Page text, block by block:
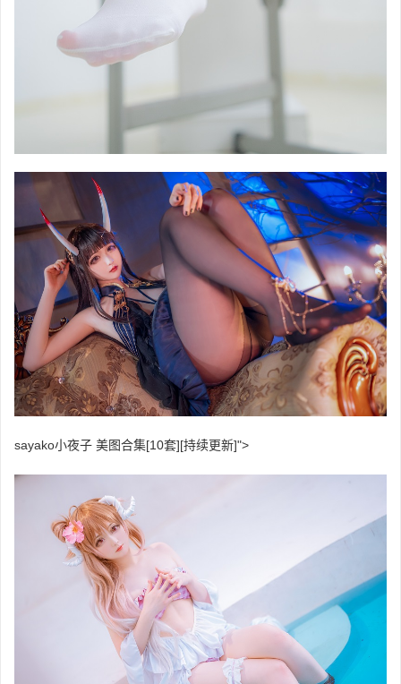
sayako小夜子 美图合集[10套][持续更新]">